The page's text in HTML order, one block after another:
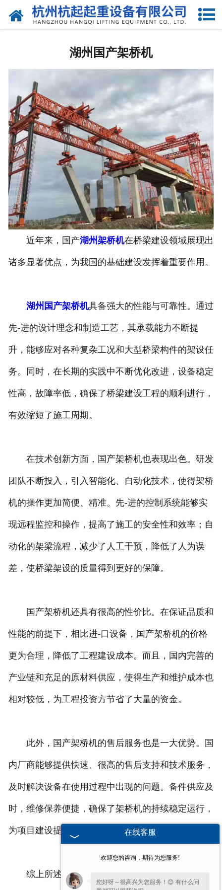
网站首页
湖州电动葫芦
湖州悬臂吊
湖州液压升降货梯
湖州起重机配件
湖州提梁机
湖州架桥机
湖州垃圾抓斗起重机
湖州洁净起重机
湖州国产架桥机
近年来，国产湖州架桥机在桥梁建设领域展现出
诸多显著优点，为我国的基础建设发挥着重要作用。
湖州国产架桥机具备强大的性能与可靠性。通过
先-进的设计理念和制造工艺，其承载能力不断提
升，能够应对各种复杂工况和大型桥梁构件的架设任
务。同时，在长期的实践中不断优化改进，设备稳定
性高，故障率低，确保了桥梁建设工程的顺利进行，
有效缩短了施工周期。
在技术创新方面，国产架桥机也表现出色。研发
团队不断投入，引入智能化、自动化技术，使得架桥
机的操作更加简便、精准。先-进的控制系统能够实
现远程监控和操作，提高了施工的安全性和效率；自
动化的架梁流程，减少了人工干预，降低了人为误
差，使桥梁架设的质量得到更好的保障。
国产架桥机还具有很高的性价比。在保证品质和
性能的前提下，相比进-口设备，国产架桥机的价格
更为合理，降低了工程建设成本。而且，国内完善的
产业链和充足的原材料供应，使得生产和维护成本也
相对较低，为工程投资方节省了大量的资金。
此外，国产架桥机的售后服务也是一大优势。国
内厂商能够提供快速、很高的售后支持和技术服务，
及时解决设备在使用过程中出现的问题。备件供应及
时，维修保养便捷，确保了架桥机的持续稳定运行，
为项目建设提供了坚实的保障。
综上所述，国产架桥机凭借强大性能、技术创
在线客服
欢迎您的咨询，期待为您服务!
您好呀～很高兴为您服务！😊 有什么问